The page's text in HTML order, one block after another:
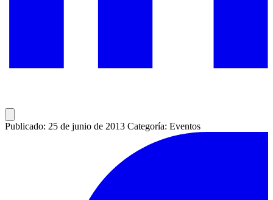
Publicado: 25 de junio de 2013 Categoría: Eventos